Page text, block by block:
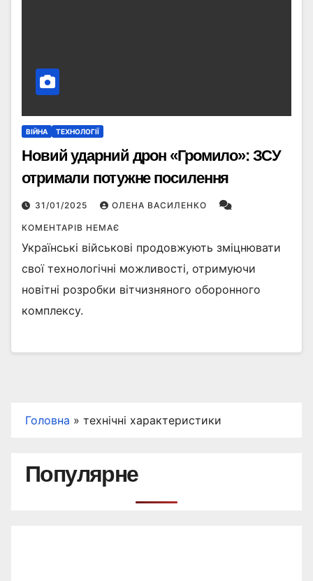
ВІЙНА ТЕХНОЛОГІЇ
Новий ударний дрон «Громило»: ЗСУ
отримали потужне посилення
31/01/2025 ОЛЕНА ВАСИЛЕНКО
КОМЕНТАРІВ НЕМАЄ
Українські військові продовжують зміцнювати
свої технологічні можливості, отримуючи
новітні розробки вітчизняного оборонного
комплексу.
Головна » технічні характеристики
Популярне